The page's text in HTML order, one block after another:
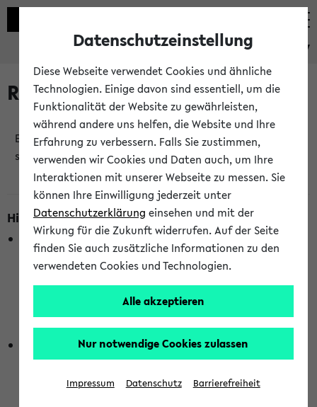
eKVV
Raumänderungen
Es wurden keine Raumänderungen an jetzt
stattfindenden Veranstaltungen gefunden!
Hinweise zur Liste der Raumänderungen
In dieser Liste werden nur Veranstaltungstermine
berücksichtigt, die gerade oder innerhalb der nächsten 2
Stunden stattfinden. Berücksichtigt werden nur Termine,
wurden. Die Anzeige ist semesterübergreifend und nicht
abhängig vom im eKVV gewählten Semester.
Die hier gezeigte Liste von Raumänderungen kann nur
vollständig sein, wenn den Fakultäten von den Lehrenden
die Änderungen zeitnah mitgeteilt und diese Änderungen
Datenschutzeinstellung
Diese Webseite verwendet Cookies und ähnliche
Technologien. Einige davon sind essentiell, um die
Funktionalität der Website zu gewährleisten,
während andere uns helfen, die Website und Ihre
Erfahrung zu verbessern. Falls Sie zustimmen,
verwenden wir Cookies und Daten auch, um Ihre
Interaktionen mit unserer Webseite zu messen. Sie
können Ihre Einwilligung jederzeit unter
Datenschutzerklärung einsehen und mit der
Wirkung für die Zukunft widerrufen. Auf der Seite
finden Sie auch zusätzliche Informationen zu den
verwendeten Cookies und Technologien.
Alle akzeptieren
Nur notwendige Cookies zulassen
Impressum Datenschutz Barrierefreiheit